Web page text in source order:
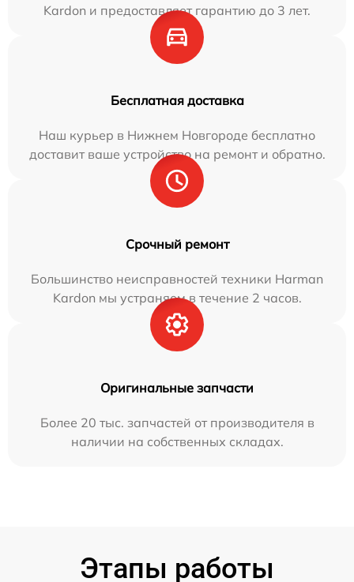
Kardon и предоставляет гарантию до 3 лет.
Бесплатная доставка
Наш курьер в Нижнем Новгороде бесплатно
доставит ваше устройство на ремонт и обратно.
Срочный ремонт
Большинство неисправностей техники Harman
Kardon мы устраняем в течение 2 часов.
Оригинальные запчасти
Более 20 тыс. запчастей от производителя в
наличии на собственных складах.
Этапы работы